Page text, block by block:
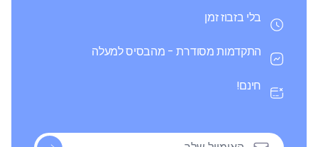
בלי בזבוז זמן
התקדמות מסודרת - מהבסיס למעלה
חינם!